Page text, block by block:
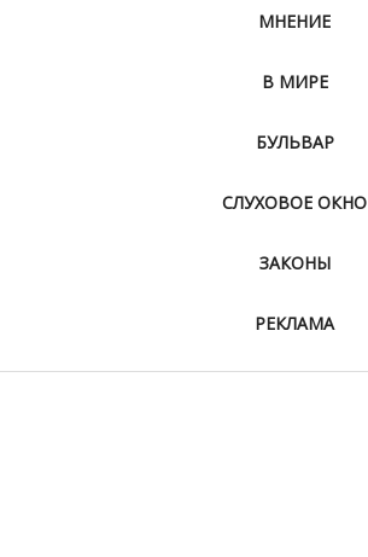
МНЕНИЕ
В МИРЕ
БУЛЬВАР
СЛУХОВОЕ ОКНО
ЗАКОНЫ
РЕКЛАМА